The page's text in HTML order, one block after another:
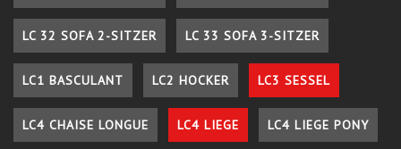
LC 32 SOFA 2-SITZER LC 33 SOFA 3-SITZER
LC1 BASCULANT LC2 HOCKER LC3 SESSEL
LC4 CHAISE LONGUE LC4 LIEGE LC4 LIEGE PONY